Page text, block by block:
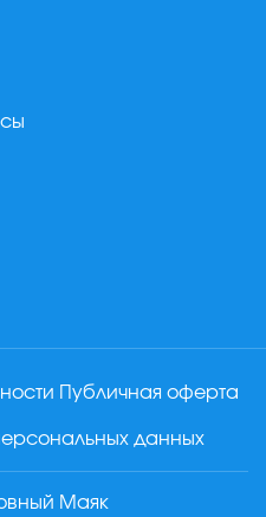
Публичная оферта
данных
Маяк